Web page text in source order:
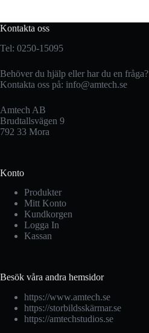
Kontakta oss
Tel: 0250-15095
Behöver du hjälp eller har du en fråga?
Kontakta oss på: info@amtech.se
Amtech AB
Brudtallsvägen 9
792 33 Mora
Konto
Produkter
Mitt Konto
Kundkorgen
Logga In
Kassan
Besök våra andra hemsidor
https://www.amtech.se
https://storbildsskärmar.se
https://amtechstudios.se